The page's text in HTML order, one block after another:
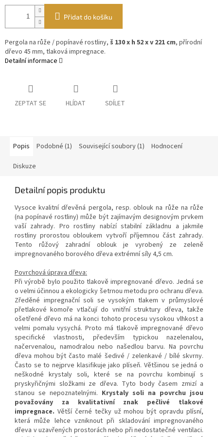
Přidat do košíku
Pergola na růže / popínavé rostliny, š 130 x h 52 x v 221 cm, přírodní
dřevo 45 mm, tlaková impregnace.
Detailní informace
ZEPTAT SE HLÍDAT SDÍLET
Popis Podobné (1) Související soubory (1) Hodnocení
Diskuze
Detailní popis produktu
Vysoce kvalitní dřevěná pergola, resp. oblouk na růže na růže
(na popínavé rostliny) může být zajímavým designovým prvkem
vaší zahrady. Pro rostliny nabízí stabilní základnu a jakmile
rostliny prorostou obloukem vytvoří příjemnou část zahrady.
Tento růžový zahradní oblouk je vyrobený ze zeleně
impregnovaného borového dřeva extrémní síly 4,5 cm.
Povrchová úprava dřeva:
Při výrobě bylo použito tlakově impregnované dřevo. Jedná se
o velmi účinnou a ekologicky šetrnou metodu pro ochranu dřeva.
Zředěné impregnační soli se vysokým tlakem v průmyslové
přetlakové komoře vtlačují do vnitřní struktury dřeva, takže
ošetřené dřevo má na konci tohoto procesu vysokou vlhkost a
velmi pomalu vysychá. Proto má tlakově impregnované dřevo
specifické vlastnosti, především typickou nazelenalou,
načervenalou, namodralou nebo našedlou barvu. Na povrchu
dřeva mohou být často malé šedivé / zelenkavé / bílé skvrny.
Často se to nejprve klasifikuje jako plíseň. Většinou se jedná o
neškodné krystaly soli, které se na povrchu kombinují s
pryskyřičnými složkami ze dřeva. Tyto body časem zmizí a
stanou se nepoznatelnými. Krystaly soli na povrchu jsou
považovány za kvalitativní znak pečlivé tlakové
impregnace. Větší černé tečky už mohou být opravdu plísní,
která může lehce vzniknout při skladování impregnovaného
dřeva v uzavřených prostorách nebo při nedostatečné ventilaci.